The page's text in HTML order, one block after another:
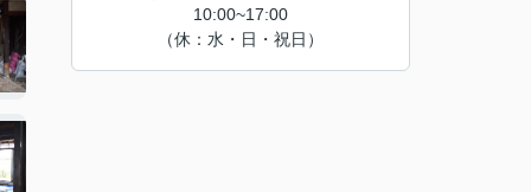
10:00~17:00
（休：水・日・祝日）